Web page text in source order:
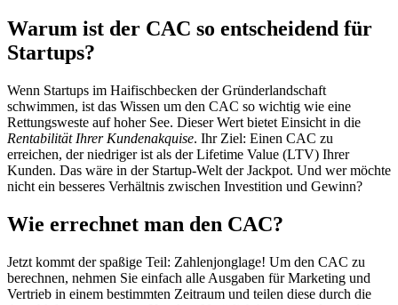
Warum ist der CAC so entscheidend für
Startups?
Wenn Startups im Haifischbecken der Gründerlandschaft
schwimmen, ist das Wissen um den CAC so wichtig wie eine
Rettungsweste auf hoher See. Dieser Wert bietet Einsicht in die
Rentabilität Ihrer Kundenakquise. Ihr Ziel: Einen CAC zu
erreichen, der niedriger ist als der Lifetime Value (LTV) Ihrer
Kunden. Das wäre in der Startup-Welt der Jackpot. Und wer möchte
nicht ein besseres Verhältnis zwischen Investition und Gewinn?
Wie errechnet man den CAC?
Jetzt kommt der spaßige Teil: Zahlenjonglage! Um den CAC zu
berechnen, nehmen Sie einfach alle Ausgaben für Marketing und
Vertrieb in einem bestimmten Zeitraum und teilen diese durch die